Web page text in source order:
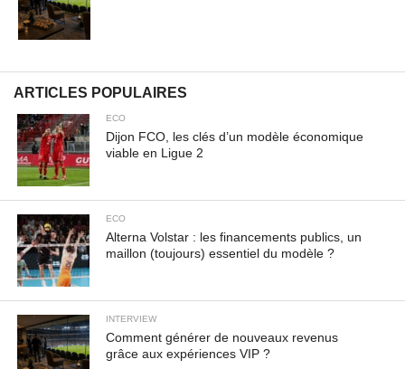
ARTICLES POPULAIRES
ECO
Dijon FCO, les clés d’un modèle économique
viable en Ligue 2
ECO
Alterna Volstar : les financements publics, un
maillon (toujours) essentiel du modèle ?
INTERVIEW
Comment générer de nouveaux revenus
grâce aux expériences VIP ?